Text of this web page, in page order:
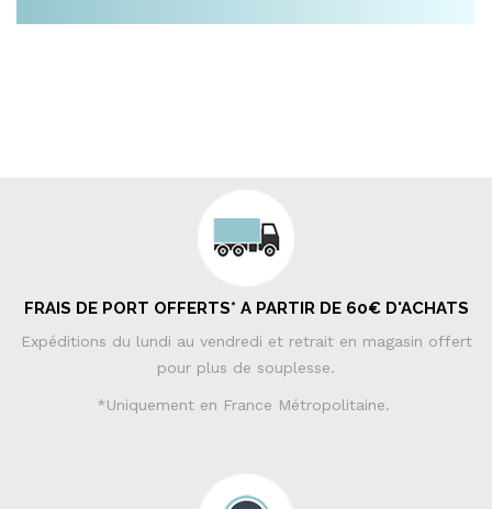
FRAIS DE PORT OFFERTS* A PARTIR DE 60€ D'ACHATS
Expéditions du lundi au vendredi et retrait en magasin offert
pour plus de souplesse.
*Uniquement en France Métropolitaine.